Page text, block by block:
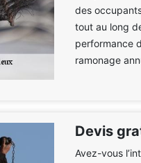
des
tout au long
performance
ramonage
Devis
Avez-vous